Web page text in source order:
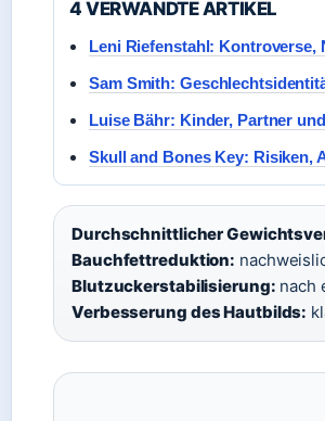
4 VERWANDTE ARTIKEL
Leni Riefenstahl: Kontroverse,
Sam Smith:
Luise Bähr: Kinder, Partner
Skull and Bones Key: Risiken,
Durchschnittlicher
Bauchfettreduktion:
Blutzuckerstabilisierung: nach
Verbesserung des Hautbilds: